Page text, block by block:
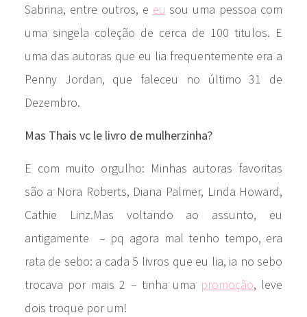
Sabrina, entre outros, e eu sou uma pessoa com
uma singela coleção de cerca de 100 titulos. E
uma das autoras que eu lia frequentemente era a
Penny Jordan, que faleceu no último 31 de
Dezembro.
Mas Thais vc le livro de mulherzinha?
E com muito orgulho: Minhas autoras favoritas
são a Nora Roberts, Diana Palmer, Linda Howard,
Cathie Linz.Mas voltando ao assunto, eu
antigamente – pq agora mal tenho tempo, era
rata de sebo: a cada 5 livros que eu lia, ia no sebo
trocava por mais 2 – tinha uma promoção, leve
dois troque por um!